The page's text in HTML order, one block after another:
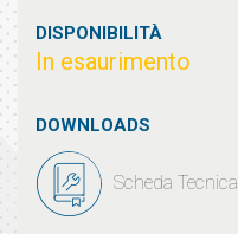
DISPONIBILITÀ
In esaurimento
DOWNLOADS
Scheda Tecnica